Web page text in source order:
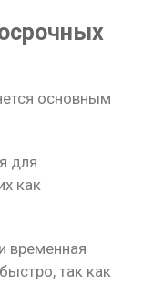
основным
для
как
временная
так как